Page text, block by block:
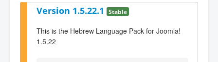
Version 1.5.22.1 Stable
This is the Hebrew Language Pack for Joomla!
1.5.22